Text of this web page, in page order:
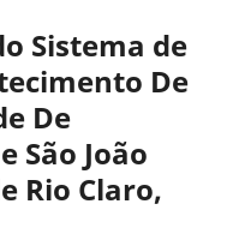
Sistema de
De
De
São João
Rio Claro,